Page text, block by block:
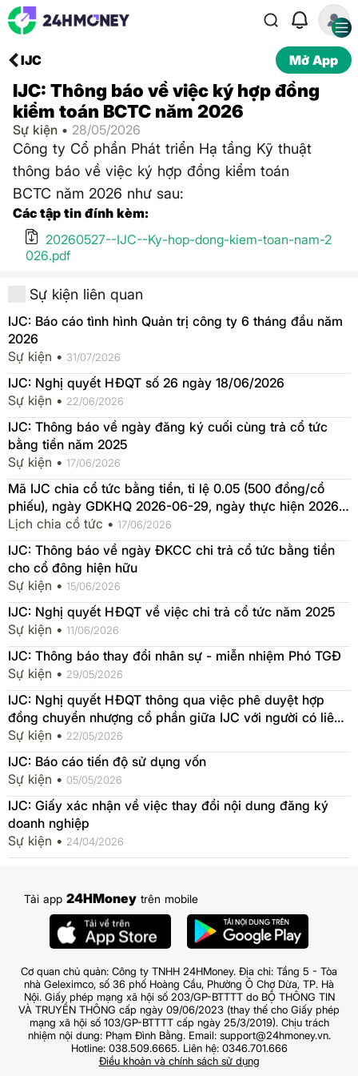
IJC Mở App
IJC: Thông báo về việc ký hợp đồng
kiểm toán BCTC năm 2026
Sự kiện • 28/05/2026
Công ty Cổ phần Phát triển Hạ tầng Kỹ thuật
thông báo về việc ký hợp đồng kiểm toán
BCTC năm 2026 như sau:
Các tập tin đính kèm:
20260527--IJC--Ky-hop-dong-kiem-toan-nam-2
026.pdf
Sự kiện liên quan
IJC: Báo cáo tình hình Quản trị công ty 6 tháng đầu năm
2026
Sự kiện • 31/07/2026
IJC: Nghị quyết HĐQT số 26 ngày 18/06/2026
Sự kiện • 22/06/2026
IJC: Thông báo về ngày đăng ký cuối cùng trả cổ tức
bằng tiền năm 2025
Sự kiện • 17/06/2026
Mã IJC chia cổ tức bằng tiền, tỉ lệ 0.05 (500 đồng/cổ
phiếu), ngày GDKHQ 2026-06-29, ngày thực hiện 2026-
10-07
Lịch chia cổ tức • 17/06/2026
IJC: Thông báo về ngày ĐKCC chi trả cổ tức bằng tiền
cho cổ đông hiện hữu
Sự kiện • 15/06/2026
IJC: Nghị quyết HĐQT về việc chi trả cổ tức năm 2025
Sự kiện • 11/06/2026
IJC: Thông báo thay đổi nhân sự - miễn nhiệm Phó TGĐ
Sự kiện • 29/05/2026
IJC: Nghị quyết HĐQT thông qua việc phê duyệt hợp
đồng chuyển nhượng cổ phần giữa IJC với người có liên
quan của người nội bộ
Sự kiện • 22/05/2026
IJC: Báo cáo tiến độ sử dụng vốn
Sự kiện • 05/05/2026
IJC: Giấy xác nhận về việc thay đổi nội dung đăng ký
doanh nghiệp
Sự kiện • 24/04/2026
Tải app 24HMoney trên mobile
Cơ quan chủ quản: Công ty TNHH 24HMoney. Địa chỉ: Tầng 5 - Tòa
nhà Geleximco, số 36 phố Hoàng Cầu, Phường Ô Chợ Dừa, TP. Hà
Nội. Giấy phép mạng xã hội số 203/GP-BTTTT do BỘ THÔNG TIN
VÀ TRUYỀN THÔNG cấp ngày 09/06/2023 (thay thế cho Giấy phép
mạng xã hội số 103/GP-BTTTT cấp ngày 25/3/2019). Chịu trách
nhiệm nội dung: Phạm Đình Bằng. Email: support@24hmoney.vn.
Hotline: 038.509.6665. Liên hệ: 0346.701.666
Điều khoản và chính sách sử dụng